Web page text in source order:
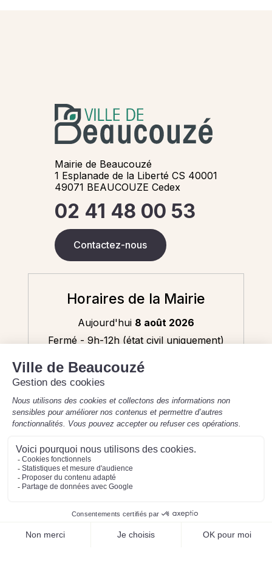
Mairie de Beaucouzé
1 Esplanade de la Liberté CS 40001
49071 BEAUCOUZE Cedex
02 41 48 00 53
Contactez-nous
Horaires de la Mairie
Aujourd'hui 8 août 2026
Fermé - 9h-12h (état civil uniquement)